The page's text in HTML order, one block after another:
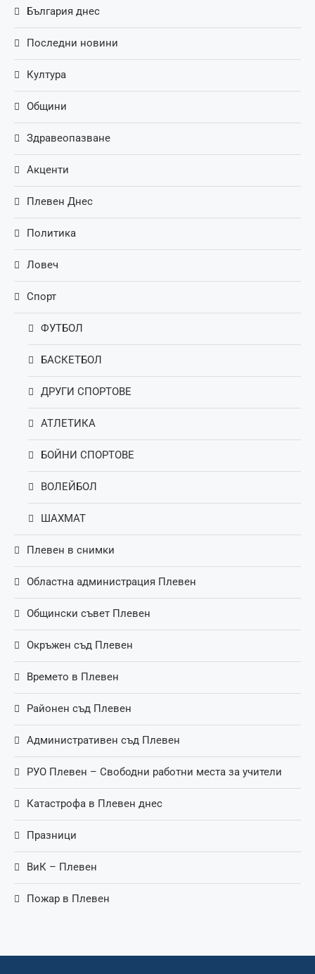
България днес
Последни новини
Култура
Общини
Здравеопазване
Акценти
Плевен Днес
Политика
Ловеч
Спорт
ФУТБОЛ
БАСКЕТБОЛ
ДРУГИ СПОРТОВЕ
АТЛЕТИКА
БОЙНИ СПОРТОВЕ
ВОЛЕЙБОЛ
ШАХМАТ
Плевен в снимки
Областна администрация Плевен
Общински съвет Плевен
Окръжен съд Плевен
Времето в Плевен
Районен съд Плевен
Административен съд Плевен
РУО Плевен – Свободни работни места за учители
Катастрофа в Плевен днес
Празници
ВиК – Плевен
Пожар в Плевен